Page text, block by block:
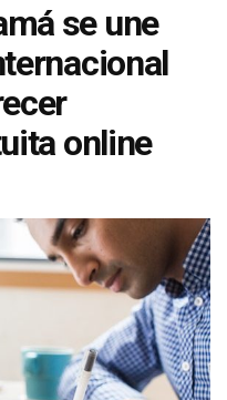
se une
online